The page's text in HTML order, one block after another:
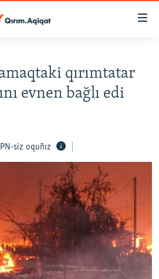
qırımtatar
evnen bağlı edi
siz oquñız